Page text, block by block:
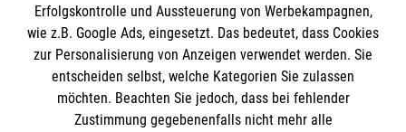
Impressum
Datenschutz
Kontakt
Die Malteser
Malteser in Deutschland
Erfolgskontrolle und Aussteuerung von Werbekampagnen,
wie z.B. Google Ads, eingesetzt. Das bedeutet, dass Cookies
zur Personalisierung von Anzeigen verwendet werden. Sie
entscheiden selbst, welche Kategorien Sie zulassen
möchten. Beachten Sie jedoch, dass bei fehlender
Zustimmung gegebenenfalls nicht mehr alle